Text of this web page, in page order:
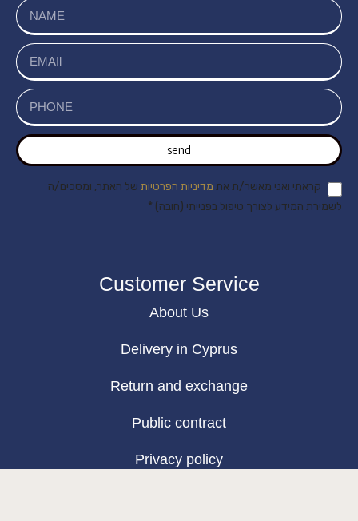
send
קראתי ואני מאשר/ת את מדיניות הפרטיות של האתר, ומסכים/ה
לשמירת המידע לצורך טיפול בפנייתי (חובה) *
Customer Service
About Us
Delivery in Cyprus
Return and exchange
Public contract
Privacy policy